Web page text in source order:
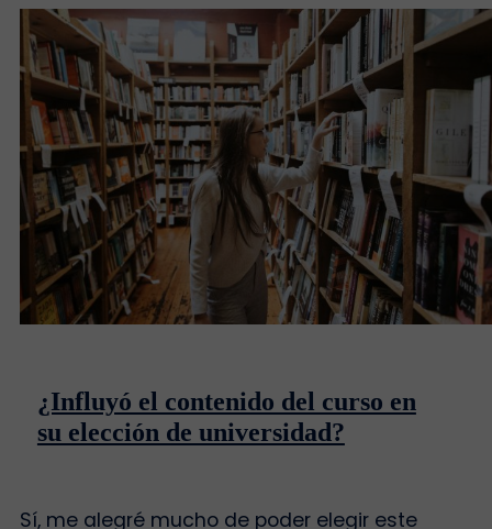
¿Influyó el contenido del curso en
su elección de universidad?
Sí, me alegré mucho de poder elegir este